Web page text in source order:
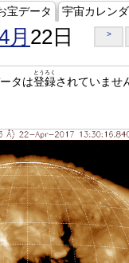
宝データ 宇宙カレン
月 22日 >
タは登録
とうろく
されていませ